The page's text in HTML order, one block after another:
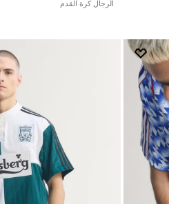
الرجال كرة القدم